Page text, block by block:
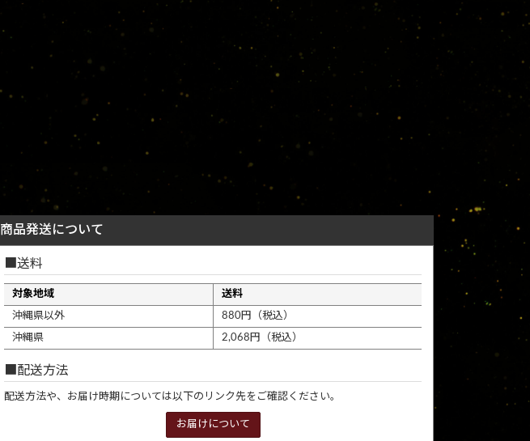
商品発送について
送料
対象地域 送料
沖縄県以外 880円（税込）
沖縄県 2,068円（税込）
配送方法
配送方法や、お届け時期については以下のリンク先をご確認ください。
お届けについて